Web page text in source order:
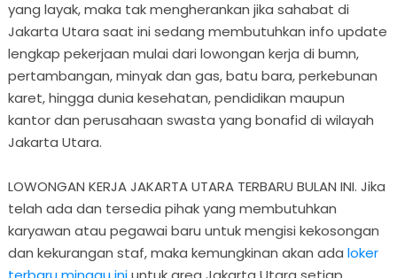
yang layak, maka tak mengherankan jika sahabat di
Jakarta Utara saat ini sedang membutuhkan info update
lengkap pekerjaan mulai dari lowongan kerja di bumn,
pertambangan, minyak dan gas, batu bara, perkebunan
karet, hingga dunia kesehatan, pendidikan maupun
kantor dan perusahaan swasta yang bonafid di wilayah
Jakarta Utara.
LOWONGAN KERJA JAKARTA UTARA TERBARU BULAN INI. Jika
telah ada dan tersedia pihak yang membutuhkan
karyawan atau pegawai baru untuk mengisi kekosongan
dan kekurangan staf, maka kemungkinan akan ada loker